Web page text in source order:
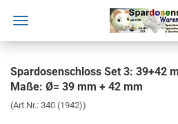
Hauptinhalt
Spardosenschloss Set 3: 39+42
Maße: Ø= 39 mm + 42 mm
(Art.Nr.: 340 (1942))